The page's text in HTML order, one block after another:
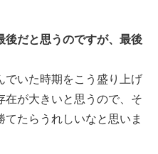
後だと思うのですが、最後
でいた時期をこう盛り上げ
在が大きいと思うので、そ
てたらうれしいなと思いま